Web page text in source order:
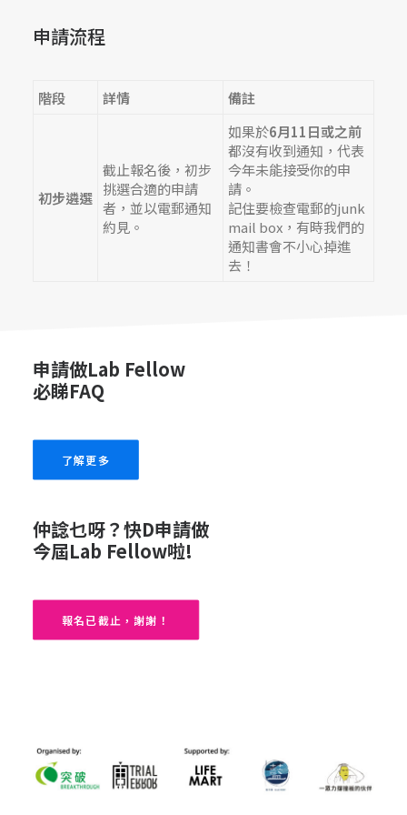
申請流程
階段 詳情 備註
初步遴選
截止報名後，初步
挑選合適的申請
者，並以電郵通知
約見。
如果於6月11日或之前
都沒有收到通知，代表
今年未能接受你的申
請。
記住要檢查電郵的junk
mail box，有時我們的
通知書會不小心掉進
去！
申請做Lab Fellow
必睇FAQ
了解更多
仲諗乜呀？快D申請做
今屆Lab Fellow啦!
報名已截止，謝謝！